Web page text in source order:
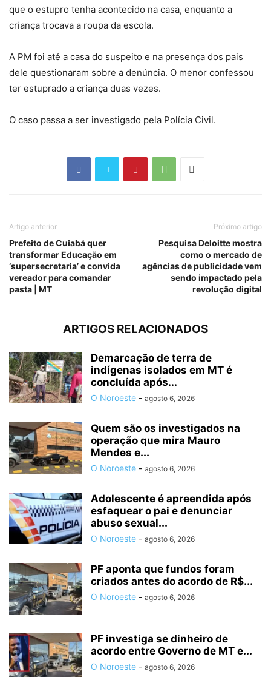
que o estupro tenha acontecido na casa, enquanto a
criança trocava a roupa da escola.
A PM foi até a casa do suspeito e na presença dos pais
dele questionaram sobre a denúncia. O menor confessou
ter estuprado a criança duas vezes.
O caso passa a ser investigado pela Polícia Civil.
Artigo anterior
Prefeito de Cuiabá quer
transformar Educação em
‘supersecretaria’ e convida
vereador para comandar
pasta | MT
Próximo artigo
Pesquisa Deloitte mostra
como o mercado de
agências de publicidade vem
sendo impactado pela
revolução digital
ARTIGOS RELACIONADOS
Demarcação de terra de
indígenas isolados em MT é
concluída após...
O Noroeste - agosto 6, 2026
Quem são os investigados na
operação que mira Mauro
Mendes e...
O Noroeste - agosto 6, 2026
Adolescente é apreendida após
esfaquear o pai e denunciar
abuso sexual...
O Noroeste - agosto 6, 2026
PF aponta que fundos foram
criados antes do acordo de R$...
O Noroeste - agosto 6, 2026
PF investiga se dinheiro de
acordo entre Governo de MT e...
O Noroeste - agosto 6, 2026